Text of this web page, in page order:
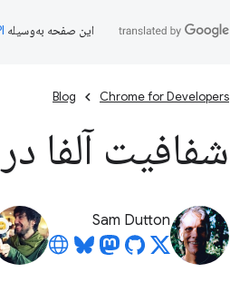
این صفحه به‌وسیله
Chrome for Developers
Blog
شفافیت آلفا
Sam Dutton